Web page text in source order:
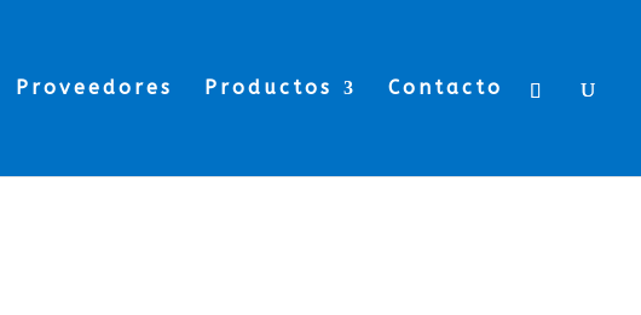
Proveedores Productos Contacto